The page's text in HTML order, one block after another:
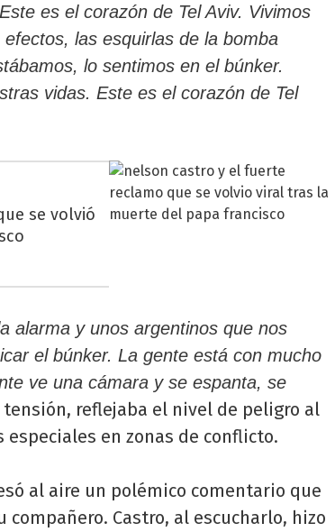
es el corazón de Tel Aviv. Vivimos
las esquirlas de la bomba
lo sentimos en el búnker.
vidas. Este es el corazón de Tel
se volvió
alarma y unos argentinos que nos
el búnker. La gente está con mucho
ve una cámara y se espanta, se
reflejaba el nivel de peligro al
en zonas de conflicto.
al aire un polémico comentario que
Castro, al escucharlo, hizo